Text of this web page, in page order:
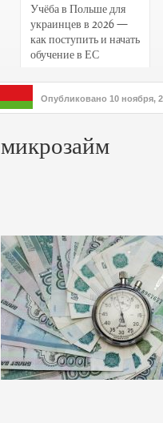
Учёба в Польше для
украинцев в 2026 —
как поступить и начать
обучение в ЕС
Опубликовано 10 ноября,
микрозайм